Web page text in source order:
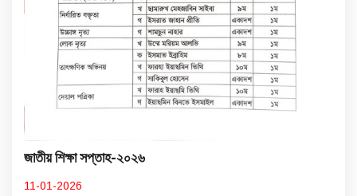
জাতীয় শিক্ষা সপ্তাহ-২০২৬
11-01-2026